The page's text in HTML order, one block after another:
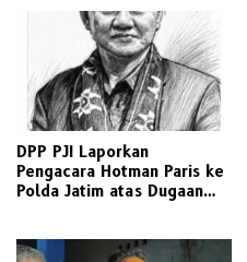
DPP PJI Laporkan
Pengacara Hotman Paris ke
Polda Jatim atas Dugaan
Influence